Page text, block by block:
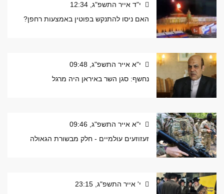
י"ד אייר התשפ"ג, 12:34
האם ניסו להתנקש בפוטין באמצעות רחפן?
י"א אייר התשפ"ג, 09:48
נחשף: סגן השר באיראן היה מרגל
י"א אייר התשפ"ג, 09:46
זעזוזעים עולמיים - חלק מבשורת הגאולה
י' אייר התשפ"ג, 23:15